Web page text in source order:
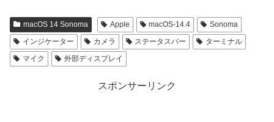
macOS 14 Sonoma Apple macOS-14.4
Sonoma
インジケーター
カメラ ステータスバー
ターミナル
マイク
外部ディスプレイ
スポンサーリンク